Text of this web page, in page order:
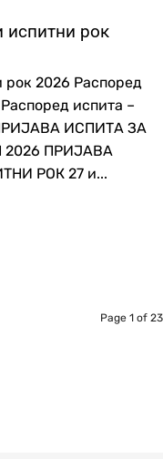
испитни рок
рок 2026 Распоред
испита –
ИСПИТА ЗА
2026 ПРИЈАВА
РОК 27 и...
Page 1 of 23